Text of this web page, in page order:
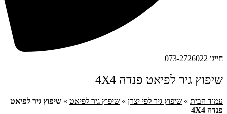
חייגו 073-2726022
שיפוץ גיר לפיאט פנדה 4X4
עמוד הבית » שיפוץ גיר לפי יצרן » שיפוץ גיר לפיאט » שיפוץ גיר לפיאט
פנדה 4X4